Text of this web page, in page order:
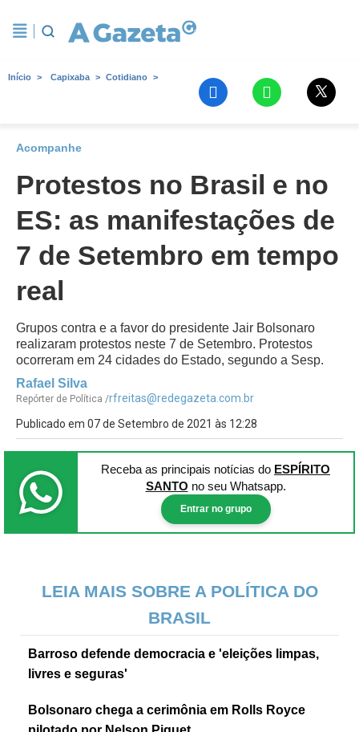
Início Capixaba Cotidiano
Acompanhe
Protestos no Brasil e no
ES: as manifestações de
7 de Setembro em tempo
real
Grupos contra e a favor do presidente Jair Bolsonaro
realizaram protestos neste 7 de Setembro. Protestos
ocorreram em 24 cidades do Estado, segundo a Sesp.
Rafael Silva
Repórter de Política /rfreitas@redegazeta.com.br
Publicado em 07 de Setembro de 2021 às 12:28
Receba as principais notícias do ESPÍRITO
SANTO no seu Whatsapp.
Entrar no grupo
LEIA MAIS SOBRE A POLÍTICA DO
BRASIL
Barroso defende democracia e 'eleições limpas,
livres e seguras'
Bolsonaro chega a cerimônia em Rolls Royce